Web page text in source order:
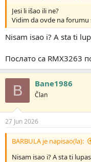
Jesi li išao ili ne?
Vidim da ovde na forumu
Nisam isao i? A sta ti
Послато са RMX3263
B Bane1986
Član
27 Jun 2026
BARBULA je napisao(la):
Nisam isao i? A sta ti